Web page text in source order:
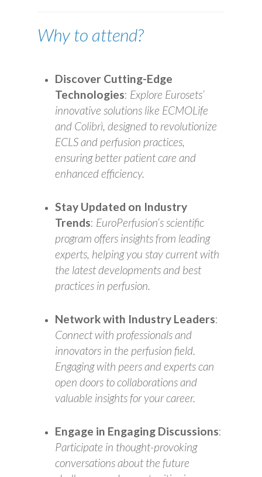
Why to attend?
Discover Cutting-Edge
Technologies: Explore Eurosets’
innovative solutions like ECMOLife
and Colibrì, designed to revolutionize
ECLS and perfusion practices,
ensuring better patient care and
enhanced efficiency.
Stay Updated on Industry
Trends: EuroPerfusion’s scientific
program offers insights from leading
experts, helping you stay current with
the latest developments and best
practices in perfusion.
Network with Industry Leaders:
Connect with professionals and
innovators in the perfusion field.
Engaging with peers and experts can
open doors to collaborations and
valuable insights for your career.
Engage in Engaging Discussions:
Participate in thought-provoking
conversations about the future